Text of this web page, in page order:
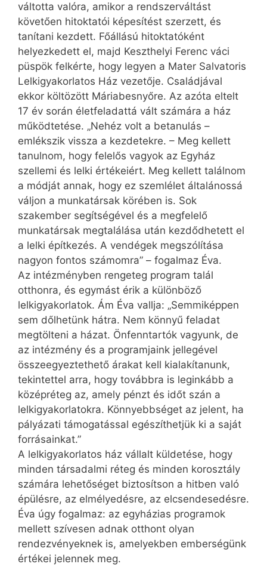
váltotta valóra, amikor a rendszerváltást
követően hitoktatói képesítést szerzett, és
tanítani kezdett. Főállású hitoktatóként
helyezkedett el, majd Keszthelyi Ferenc váci
püspök felkérte, hogy legyen a Mater Salvatoris
Lelkigyakorlatos Ház vezetője. Családjával
ekkor költözött Máriabesnyőre. Az azóta eltelt
17 év során életfeladattá vált számára a ház
működtetése. „Nehéz volt a betanulás –
emlékszik vissza a kezdetekre. – Meg kellett
tanulnom, hogy felelős vagyok az Egyház
szellemi és lelki értékeiért. Meg kellett találnom
a módját annak, hogy ez szemlélet általánossá
váljon a munkatársak körében is. Sok
szakember segítségével és a megfelelő
munkatársak megtalálása után kezdődhetett el
a lelki építkezés. A vendégek megszólítása
nagyon fontos számomra” – fogalmaz Éva.
Az intézményben rengeteg program talál
otthonra, és egymást érik a különböző
lelkigyakorlatok. Ám Éva vallja: „Semmiképpen
sem dőlhetünk hátra. Nem könnyű feladat
megtölteni a házat. Önfenntartók vagyunk, de
az intézmény és a programjaink jellegével
összeegyeztethető árakat kell kialakítanunk,
tekintettel arra, hogy továbbra is leginkább a
középréteg az, amely pénzt és időt szán a
lelkigyakorlatokra. Könnyebbséget az jelent, ha
pályázati támogatással egészíthetjük ki a saját
forrásainkat.”
A lelkigyakorlatos ház vállalt küldetése, hogy
minden társadalmi réteg és minden korosztály
számára lehetőséget biztosítson a hitben való
épülésre, az elmélyedésre, az elcsendesedésre.
Éva úgy fogalmaz: az egyházias programok
mellett szívesen adnak otthont olyan
rendezvényeknek is, amelyekben emberségünk
értékei jelennek meg.